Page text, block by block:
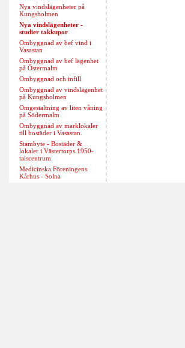
Nya vindslägenheter på
Kungsholmen
Nya vindslägenheter -
studier takkupor
Ombyggnad av bef vind i
Vasastan
Ombyggnad av bef lägenhet
på Östermalm
Ombyggnad och infill
Ombyggnad av vindslägenhet
på Kungsholmen
Omgestaltning av liten våning
på Södermalm
Ombyggnad av marklokaler
till bostäder i Vasastan.
Stambyte - Bostäder &
lokaler i Västertorps 1950-
talscentrum
Medicinska Föreningens
Kårhus - Solna